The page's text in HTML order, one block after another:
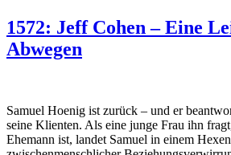
1572: Jeff Cohen – Eine
Abwegen
Samuel Hoenig ist zurück – und er
seine Klienten. Als eine junge Frau ihn
Ehemann ist, landet Samuel in einem